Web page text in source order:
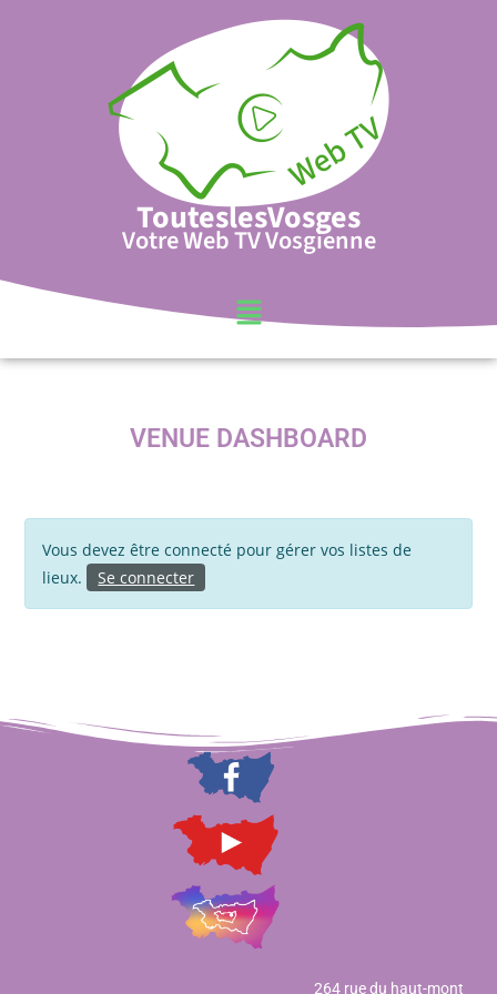
TouteslesVosges
Votre Web TV Vosgienne
VENUE DASHBOARD
Vous devez être connecté pour gérer vos listes de
lieux.
Se connecter
264 rue du haut-mont